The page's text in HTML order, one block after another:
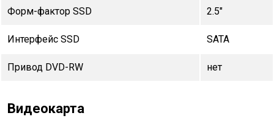
Форм-фактор SSD 2.5"
Интерфейс SSD SATA
Привод DVD-RW нет
Видеокарта